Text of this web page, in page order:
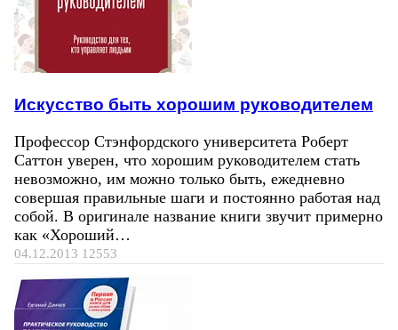
Искусство быть хорошим руководителем
Профессор Стэнфордского университета Роберт
Саттон уверен, что хорошим руководителем стать
невозможно, им можно только быть, ежедневно
совершая правильные шаги и постоянно работая над
собой. В оригинале название книги звучит примерно
как «Хороший…
04.12.2013 12553